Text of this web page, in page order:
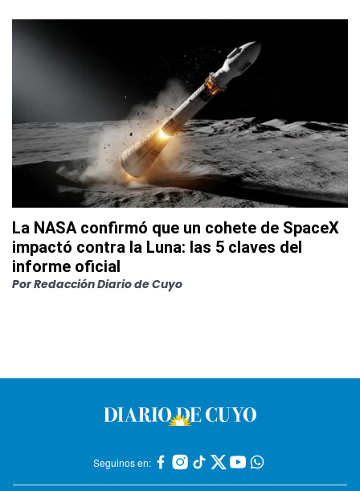
La NASA confirmó que un cohete de SpaceX
impactó contra la Luna: las 5 claves del
informe oficial
PorRedacción Diario de Cuyo
Seguinos en: